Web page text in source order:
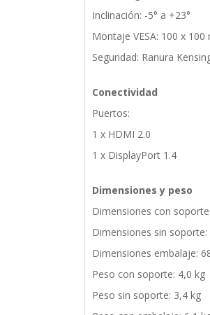
Inclinación: -5° a +23°
Montaje VESA: 100 x 100
Seguridad: Ranura
Conectividad
Puertos:
1 x HDMI 2.0
1 x DisplayPort 1.4
Dimensiones y peso
Dimensiones con
Dimensiones sin
Dimensiones embalaje:
Peso con soporte: 4,0 kg
Peso sin soporte: 3,4 kg